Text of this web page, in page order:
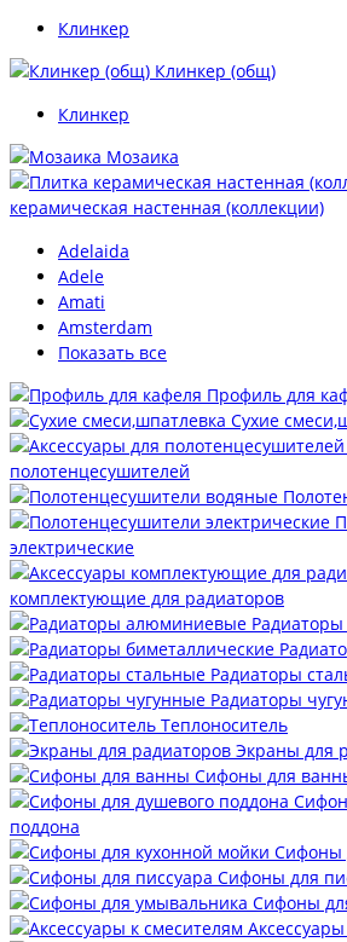
Клинкер
Клинкер (общ)
Клинкер
Мозаика
керамическая настенная (коллекции)
Adelaida
Adele
Amati
Amsterdam
Показать все
Профиль для
Сухие
полотенцесушителей
электрические
комплектующие для радиаторов
Радиаторы
Радиаторы
Теплоноситель
Экраны для
Сифоны для
поддона
Сифоны
Сифоны для
Сифоны